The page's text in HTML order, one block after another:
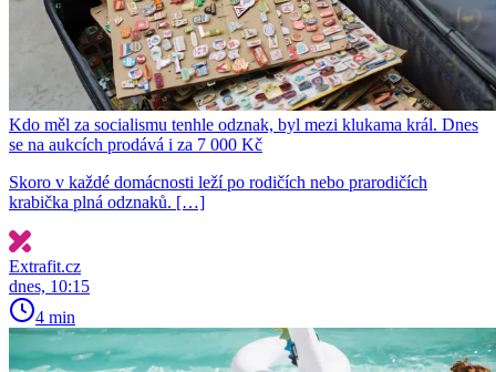
Kdo měl za socialismu tenhle odznak, byl mezi klukama král. Dnes
se na aukcích prodává i za 7 000 Kč
Skoro v každé domácnosti leží po rodičích nebo prarodičích
krabička plná odznaků. […]
Extrafit.cz
dnes, 10:15
4 min